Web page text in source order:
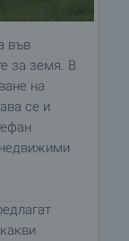
във
за земя. В
на
се и